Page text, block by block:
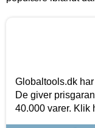
Globaltools.dk
De giver
40.000 varer. Klik